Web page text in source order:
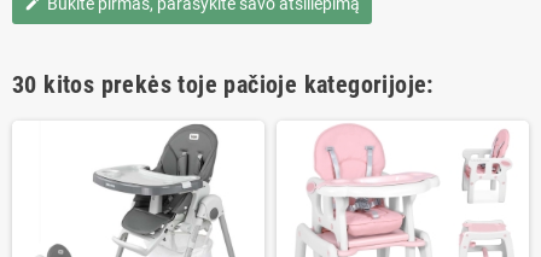
30 kitos prekės toje pačioje kategorijoje: